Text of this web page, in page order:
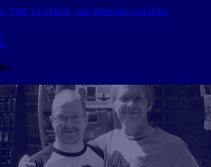
THE STATION - das Webradio von NAG